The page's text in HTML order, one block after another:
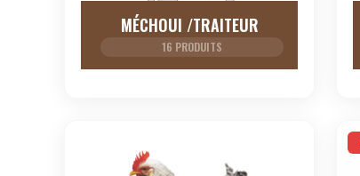
MÉCHOUI /TRAITEUR
16 PRODUITS